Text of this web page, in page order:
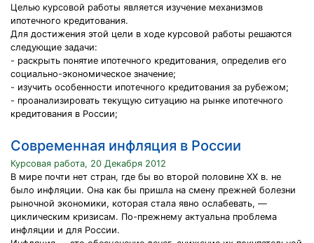
Целью курсовой работы является изучение механизмов
ипотечного кредитования.
Для достижения этой цели в ходе курсовой работы решаются
следующие задачи:
- раскрыть понятие ипотечного кредитования, определив его
социально-экономическое значение;
- изучить особенности ипотечного кредитования за рубежом;
- проанализировать текущую ситуацию на рынке ипотечного
кредитования в России;
Современная инфляция в России
Курсовая работа, 20 Декабря 2012
В мире почти нет стран, где бы во второй половине XX в. не
было инфляции. Она как бы пришла на смену прежней болезни
рыночной экономики, которая стала явно ослабевать, —
циклическим кризисам. По-прежнему актуальна проблема
инфляции и для России.